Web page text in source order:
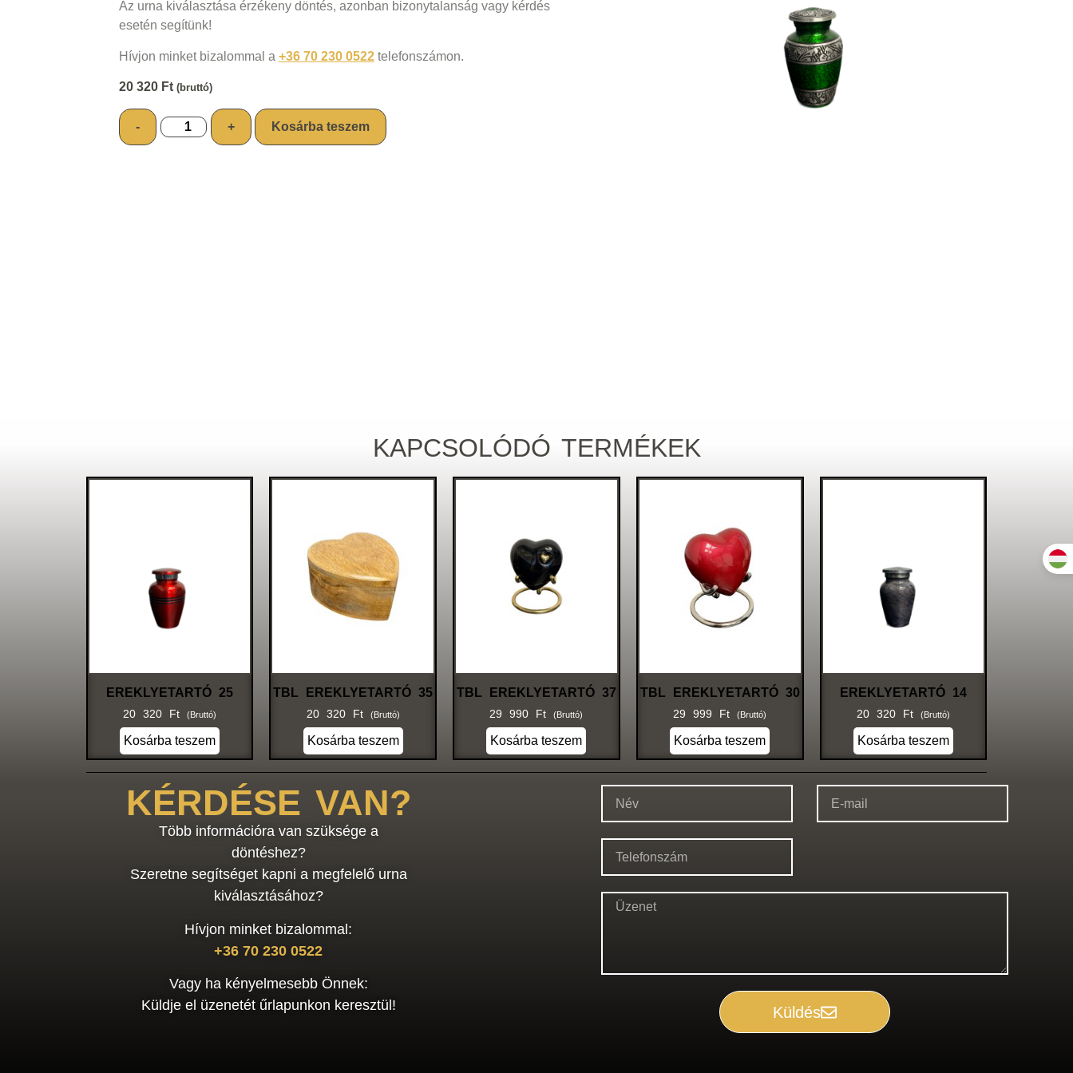
Az urna kiválasztása érzékeny döntés, azonban bizonytalanság vagy kérdés
esetén segítünk!
Hívjon minket bizalommal a +36 70 230 0522telefonszámon.
20 320 Ft (bruttó)
- + Kosárba teszem
KAPCSOLÓDÓ TERMÉKEK
EREKLYETARTÓ 25
20 320 Ft (bruttó)
Kosárba teszem
TBL EREKLYETARTÓ 35
20 320 Ft (bruttó)
Kosárba teszem
TBL EREKLYETARTÓ 37
29 990 Ft (bruttó)
Kosárba teszem
TBL EREKLYETARTÓ 30
29 999 Ft (bruttó)
Kosárba teszem
EREKLYETARTÓ 14
20 320 Ft (bruttó)
Kosárba teszem
KÉRDÉSE VAN?
Több információra van szüksége a
döntéshez?
Szeretne segítséget kapni a megfelelő urna
kiválasztásához?
Hívjon minket bizalommal:
+36 70 230 0522
Vagy ha kényelmesebb Önnek:
Küldje el üzenetét űrlapunkon keresztül!
Küldés